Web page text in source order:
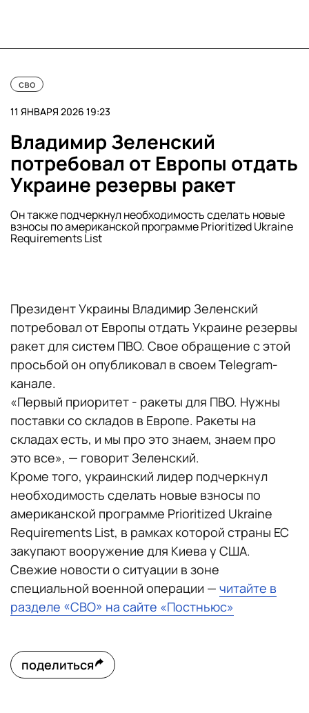
сво
11 ЯНВАРЯ 2026 19:23
Владимир Зеленский
потребовал от Европы отдать
Украине резервы ракет
Он также подчеркнул необходимость сделать новые
взносы по американской программе Prioritized Ukraine
Requirements List
Президент Украины Владимир Зеленский
потребовал от Европы отдать Украине резервы
ракет для систем ПВО. Свое обращение с этой
просьбой он опубликовал в своем Telegram-
канале.
«Первый приоритет - ракеты для ПВО. Нужны
поставки со складов в Европе. Ракеты на
складах есть, и мы про это знаем, знаем про
это все», — говорит Зеленский.
Кроме того, украинский лидер подчеркнул
необходимость сделать новые взносы по
американской программе Prioritized Ukraine
Requirements List, в рамках которой страны ЕС
закупают вооружение для Киева у США.
Свежие новости о ситуации в зоне
специальной военной операции — читайте в
разделе «СВО» на сайте «Постньюс»
поделиться